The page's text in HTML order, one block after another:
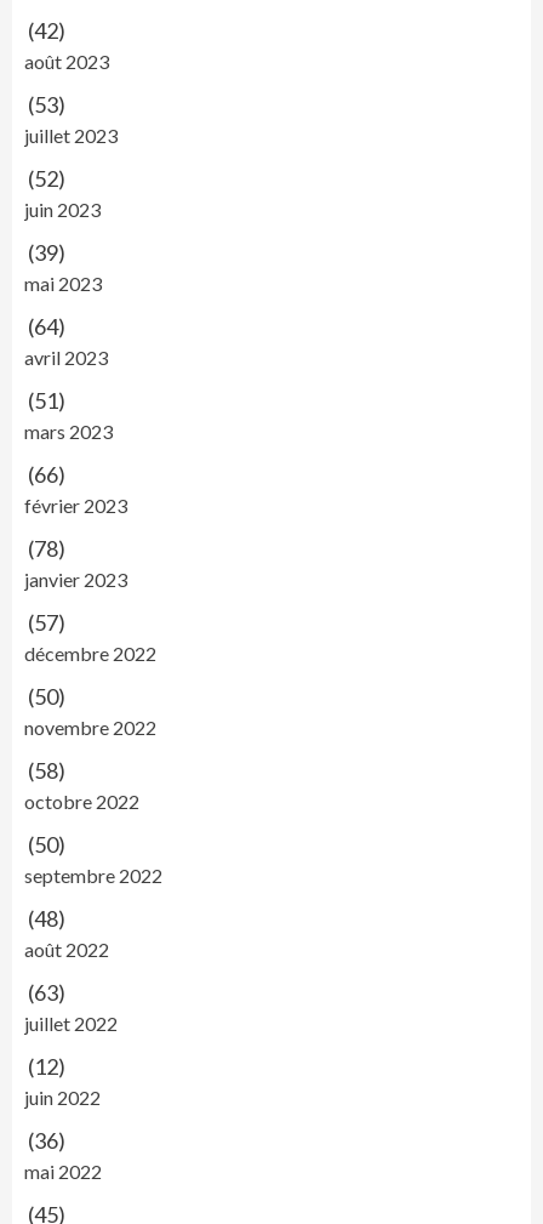
(42)
août 2023
(53)
juillet 2023
(52)
juin 2023
(39)
mai 2023
(64)
avril 2023
(51)
mars 2023
(66)
février 2023
(78)
janvier 2023
(57)
décembre 2022
(50)
novembre 2022
(58)
octobre 2022
(50)
septembre 2022
(48)
août 2022
(63)
juillet 2022
(12)
juin 2022
(36)
mai 2022
(45)